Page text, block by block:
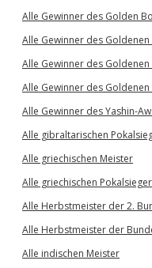
Alle Gewinner des Golden
Alle Gewinner des Goldenen
Alle Gewinner des
Alle Gewinner des Goldenen
Alle Gewinner des Yashin-
Alle gibraltarischen
Alle griechischen Meister
Alle griechischen Pokalsieger
Alle Herbstmeister der 2.
Alle Herbstmeister der
Alle indischen Meister